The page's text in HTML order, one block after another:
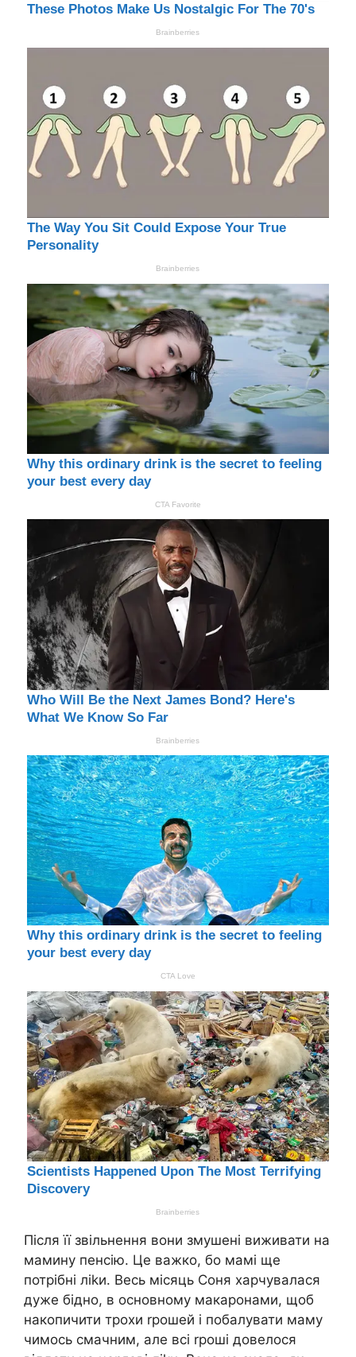
Після її звільнення вони змушені виживати на
мамину пенсію. Це важко, бо мамі ще
потрібні ліkи. Весь місяць Соня харчувалася
дуже бідно, в основному макаронами, щоб
накопичити трохи rрошей і побалувати маму
чимось смачним, але всі rроші довелося